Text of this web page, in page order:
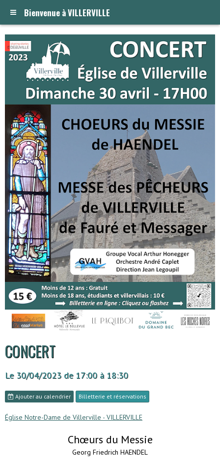
Bienvenue à VILLERVILLE
CONCERT
Le 30/04/2023 de 17:00 à 18:30
Ajouter au calendrier Billetterie et réservations
Église Notre-Dame de Villerville - VILLERVILLE
Chœurs du Messie
Georg Friedrich HAENDEL